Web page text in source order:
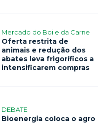
Mercado do Boi e da Carne
Oferta restrita de
animais e redução dos
abates leva frigoríficos a
intensificarem compras
DEBATE
Bioenergia coloca o agro